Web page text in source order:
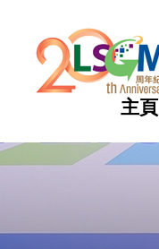
主頁
熱門
熱門
熱門
熱門
熱門